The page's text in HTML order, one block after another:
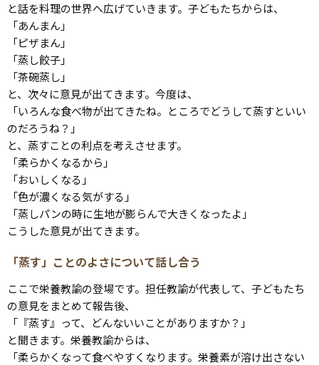
と話を料理の世界へ広げていきます。子どもたちからは、
「あんまん」
「ピザまん」
「蒸し餃子」
「茶碗蒸し」
と、次々に意見が出てきます。今度は、
「いろんな食べ物が出てきたね。ところでどうして蒸すといい
のだろうね？」
と、蒸すことの利点を考えさせます。
「柔らかくなるから」
「おいしくなる」
「色が濃くなる気がする」
「蒸しパンの時に生地が膨らんで大きくなったよ」
こうした意見が出てきます。
「蒸す」ことのよさについて話し合う
ここで栄養教諭の登場です。担任教諭が代表して、子どもたち
の意見をまとめて報告後、
「『蒸す』って、どんないいことがありますか？」
と聞きます。栄養教諭からは、
「柔らかくなって食べやすくなります。栄養素が溶け出さない